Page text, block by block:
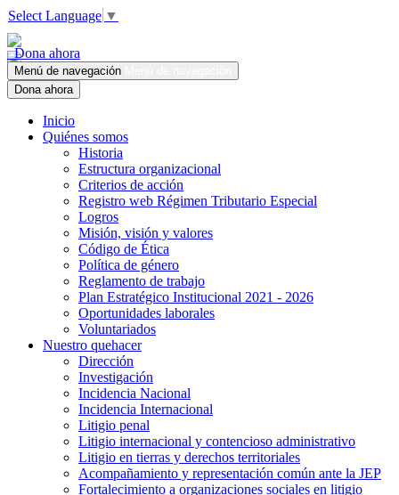
Select Language ▼
Dona ahora
Menú de navegación
Dona ahora
Inicio
Quiénes somos
Historia
Estructura organizacional
Criterios de acción
Registro web Régimen Tributario Especial
Logros
Misión, visión y valores
Código de Ética
Política de género
Reglamento de trabajo
Plan Estratégico Institucional 2021 - 2026
Oportunidades laborales
Voluntariados
Nuestro quehacer
Dirección
Investigación
Incidencia Nacional
Incidencia Internacional
Litigio penal
Litigio internacional y contencioso administrativo
Litigio en tierras y derechos territoriales
Acompañamiento y representación común ante la JEP
Fortalecimiento a organizaciones sociales en litigio